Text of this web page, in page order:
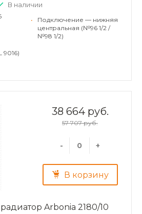
В наличии
9016)
•
Подключение — нижняя
центральная (№96 1/2 /
№98 1/2)
38 664 руб.
57 707 руб.
- +
В корзину
Arbonia 2180/10